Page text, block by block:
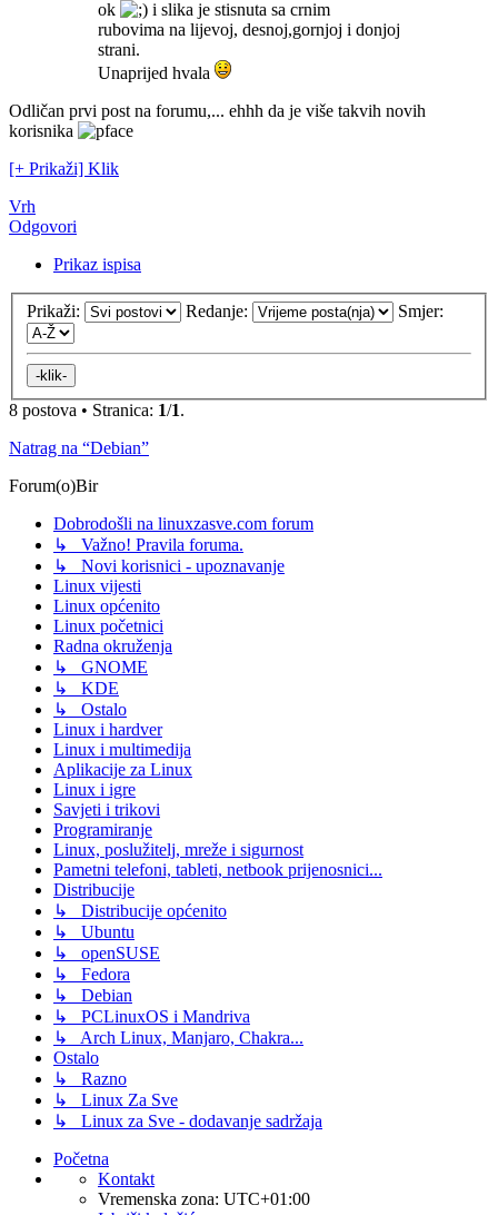
ok
i slika je stisnuta sa crnim
rubovima na lijevoj, desnoj,gornjoj i donjoj
strani.
Unaprijed hvala
Odličan prvi post na forumu,... ehhh da je više takvih novih
korisnika
[+ Prikaži] Klik
Vrh
Odgovori
Prikaz ispisa
Prikaži: Redanje: Smjer:
8 postova • Stranica: 1/1.
Natrag na “Debian”
Forum(o)Bir
Dobrodošli na linuxzasve.com forum
↳ Važno! Pravila foruma.
↳ Novi korisnici - upoznavanje
Linux vijesti
Linux općenito
Linux početnici
Radna okruženja
↳ GNOME
↳ KDE
↳ Ostalo
Linux i hardver
Linux i multimedija
Aplikacije za Linux
Linux i igre
Savjeti i trikovi
Programiranje
Linux, poslužitelj, mreže i sigurnost
Pametni telefoni, tableti, netbook prijenosnici...
Distribucije
↳ Distribucije općenito
↳ Ubuntu
↳ openSUSE
↳ Fedora
↳ Debian
↳ PCLinuxOS i Mandriva
↳ Arch Linux, Manjaro, Chakra...
Ostalo
↳ Razno
↳ Linux Za Sve
↳ Linux za Sve - dodavanje sadržaja
Početna
Kontakt
Vremenska zona: UTC+01:00